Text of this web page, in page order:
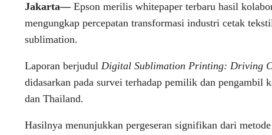
Jakarta— Epson merilis whitepaper terbaru hasil
mengungkap percepatan transformasi industri cetak
sublimation.
Laporan berjudul Digital Sublimation Printing: Driving
didasarkan pada survei terhadap pemilik dan pengambil
dan Thailand.
Hasilnya menunjukkan pergeseran signifikan dari